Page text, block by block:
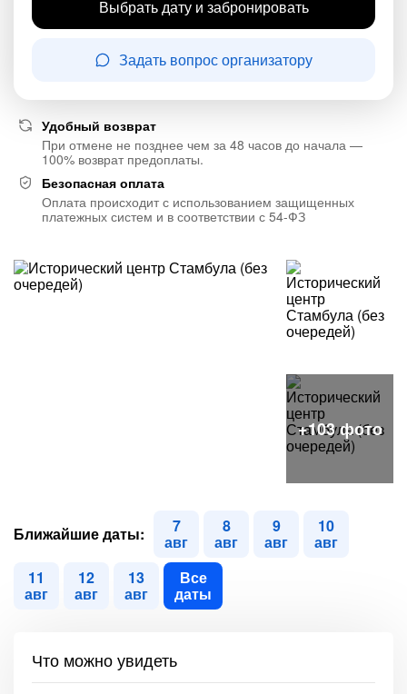
Выбрать дату и забронировать
Задать вопрос организатору
Удобный возврат
При отмене не позднее чем за 48 часов до начала —
100% возврат предоплаты.
Безопасная оплата
Оплата происходит с использованием защищенных
платежных систем и в соответствии с 54-ФЗ
Ближайшие даты: 7
авг
8
авг
9
авг
10
авг
11
авг
12
авг
13
авг
Все
даты
Что можно увидеть